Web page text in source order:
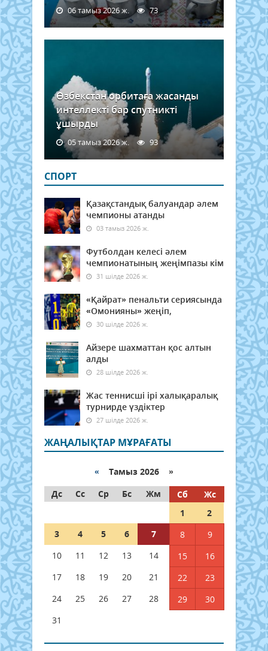
06 тамыз 2026 ж. 73
Өзбекстан орбитаға жасанды
интеллекті бар спутникті
ұшырды
05 тамыз 2026 ж. 93
СПОРТ
Қазақстандық балуандар әлем
чемпионы атанды
03 тамыз 2026 ж.
Футболдан келесі әлем
чемпионатының жеңімпазы кім
31 шілде 2026 ж.
«Қайрат» пенальти сериясында
«Омонияны» жеңіп,
30 шілде 2026 ж.
Айзере шахматтан қос алтын
алды
28 шілде 2026 ж.
Жас теннисші ірі халықаралық
турнирде үздіктер
27 шілде 2026 ж.
ЖАҢАЛЫҚТАР МҰРАҒАТЫ
« Тамыз 2026 »
Дс
Сс Ср Бс Жм Сб
Жс
1
2
3
4 5 6 7 8
9
10
11 12 13 14 15
16
17
18 19 20 21 22
23
24
25 26 27 28 29
30
31